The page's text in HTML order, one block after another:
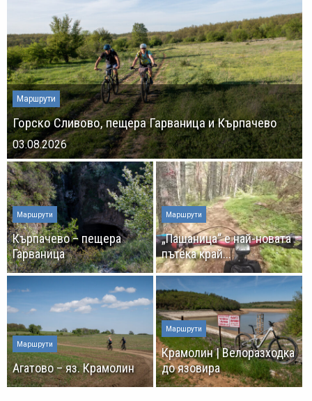
Маршрути
Горско Сливово, пещера Гарваница и Кърпачево
03.08.2026
Маршрути
Кърпачево – пещера
Гарваница
Маршрути
„Пашаница“ е най-новата
пътека край...
Маршрути
Агатово – яз. Крамолин
Маршрути
Крамолин | Велоразходка
до язовира